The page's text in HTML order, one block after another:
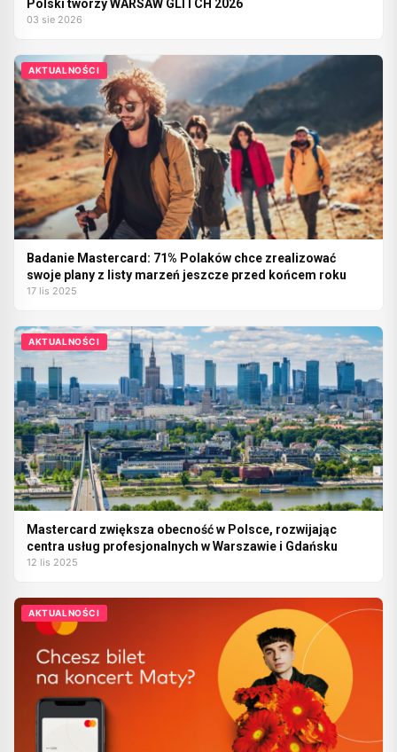
Polski tworzy WARSAW GLITCH 2026
03 sie 2026
AKTUALNOŚCI
Badanie Mastercard: 71% Polaków chce zrealizować
swoje plany z listy marzeń jeszcze przed końcem roku
17 lis 2025
AKTUALNOŚCI
Mastercard zwiększa obecność w Polsce, rozwijając
centra usług profesjonalnych w Warszawie i Gdańsku
12 lis 2025
AKTUALNOŚCI